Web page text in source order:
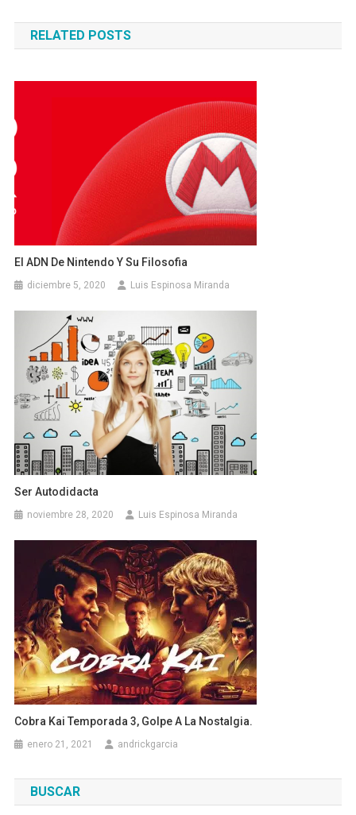
de
entradas
RELATED POSTS
El ADN De Nintendo Y Su Filosofia
diciembre 5, 2020 Luis Espinosa Miranda
Ser Autodidacta
noviembre 28, 2020 Luis Espinosa Miranda
Cobra Kai Temporada 3, Golpe A La Nostalgia.
enero 21, 2021 andrickgarcia
BUSCAR